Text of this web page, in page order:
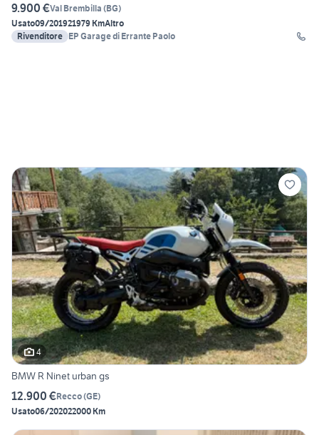
9.900 €Val Brembilla (BG)
Usato09/201921979 KmAltro
Rivenditore EP Garage di Errante Paolo
4
BMW R Ninet urban gs
12.900 €Recco(GE)
Usato06/202022000 Km